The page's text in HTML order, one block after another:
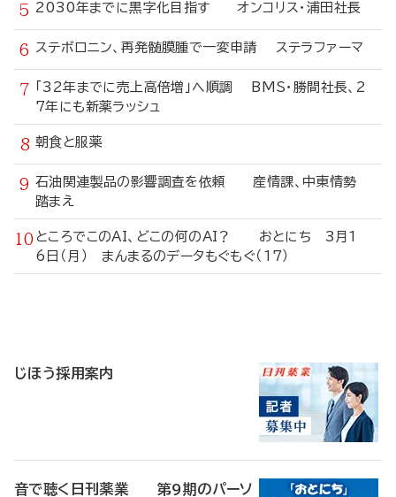
2030年までに黒字化目指す オンコリス・浦田社長
ステボロニン、再発髄膜腫で一変申請 ステラファーマ
「32年までに売上高倍増」へ順調 BMS・勝間社長、2
7年にも新薬ラッシュ
朝食と服薬
石油関連製品の影響調査を依頼 産情課、中東情勢
踏まえ
ところでこのAI、どこの何のAI？ おとにち 3月1
6日（月） まんまるのデータもぐもぐ（17）
じほう採用案内
音で聴く日刊薬業 第9期のパーソ